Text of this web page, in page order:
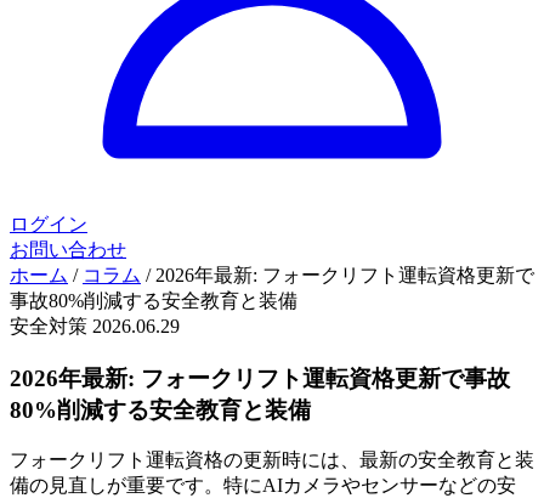
ログイン
お問い合わせ
ホーム / コラム / 2026年最新: フォークリフト運転資格更新で
事故80%削減する安全教育と装備
安全対策 2026.06.29
2026年最新: フォークリフト運転資格更新で事故
80%削減する安全教育と装備
フォークリフト運転資格の更新時には、最新の安全教育と装
備の見直しが重要です。特にAIカメラやセンサーなどの安